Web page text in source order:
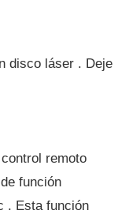
disco láser . Deje
remoto
función
. Esta función